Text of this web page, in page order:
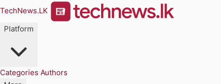
TechNews.LK
Platform
Categories Authors